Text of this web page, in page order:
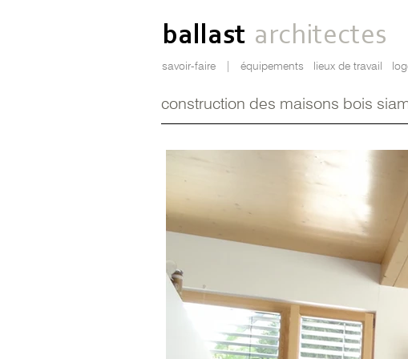
savoir-faire | équipements lieux de travail
ballast architectes
construction des maisons bois